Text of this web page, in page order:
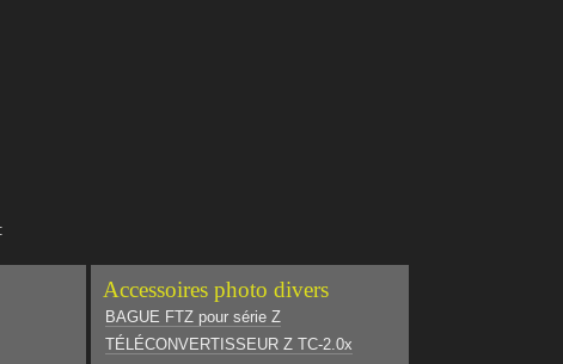
Accessoires photo divers
BAGUE FTZ pour série Z
TÉLÉCONVERTISSEUR Z TC-2.0x